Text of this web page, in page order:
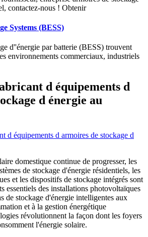
contactez-nous ! Obtenir
Systems (BESS)
d''énergie par batterie (BESS) trouvent
environnements commerciaux, industriels
d équipements d
d énergie au
domestique continue de progresser, les
de stockage d'énergie résidentiels, les
et les dispositifs de stockage intégrés sont
essentiels des installations photovoltaïques
de stockage d'énergie intelligentes aux
et à la gestion énergétique
révolutionnent la façon dont les foyers
l'énergie solaire.